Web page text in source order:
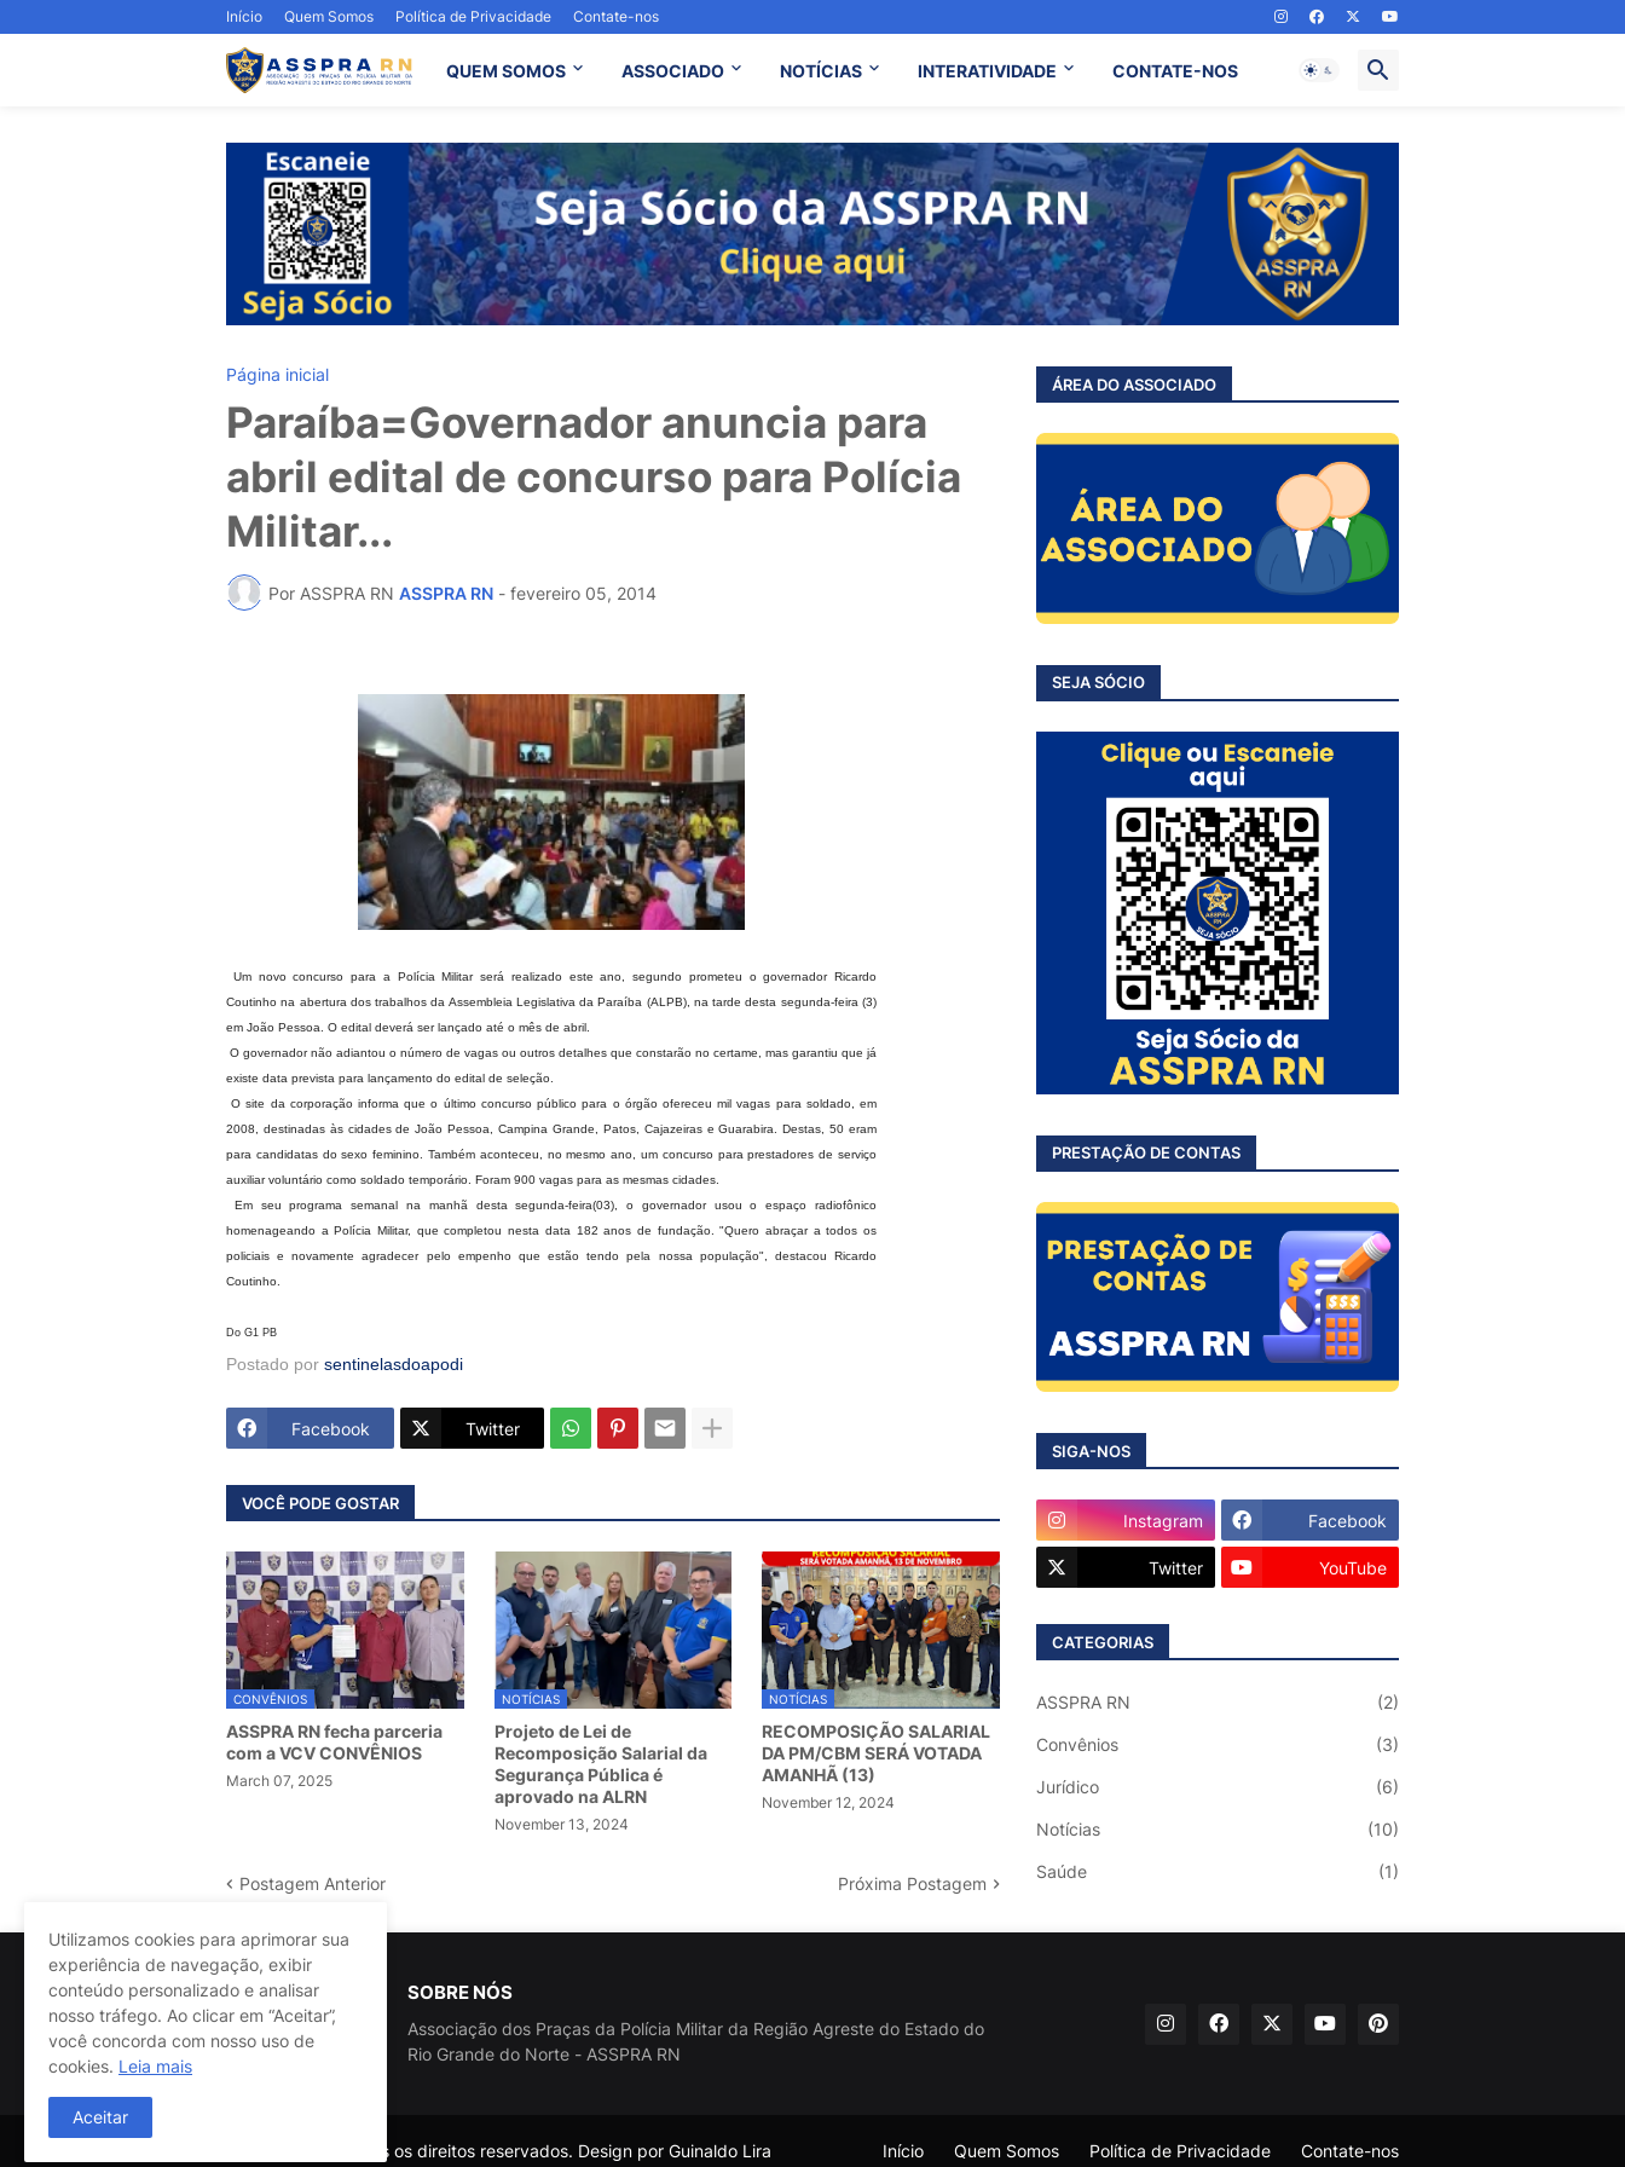
Início Quem Somos Política de Privacidade Contate-nos
QUEM SOMOS ASSOCIADO NOTÍCIAS INTERATIVIDADE CONTATE-NOS
Página inicial
Paraíba=Governador anuncia para
abril edital de concurso para Polícia
Militar...
Por ASSPRA RN ASSPRA RN - fevereiro 05, 2014
Um novo concurso para a Polícia Militar será realizado este ano, segundo prometeu o governador Ricardo
Coutinho na abertura dos trabalhos da Assembleia Legislativa da Paraíba (ALPB), na tarde desta segunda-feira (3)
em João Pessoa. O edital deverá ser lançado até o mês de abril.
O governador não adiantou o número de vagas ou outros detalhes que constarão no certame, mas garantiu que já
existe data prevista para lançamento do edital de seleção.
O site da corporação informa que o último concurso público para o órgão ofereceu mil vagas para soldado, em
2008, destinadas às cidades de João Pessoa, Campina Grande, Patos, Cajazeiras e Guarabira. Destas, 50 eram
para candidatas do sexo feminino. Também aconteceu, no mesmo ano, um concurso para prestadores de serviço
auxiliar voluntário como soldado temporário. Foram 900 vagas para as mesmas cidades.
Em seu programa semanal na manhã desta segunda-feira(03), o governador usou o espaço radiofônico
homenageando a Polícia Militar, que completou nesta data 182 anos de fundação. "Quero abraçar a todos os
policiais e novamente agradecer pelo empenho que estão tendo pela nossa população", destacou Ricardo
Coutinho.
Do G1 PB
Postado por sentinelasdoapodi
Facebook Twitter
VOCÊ PODE GOSTAR
CONVÊNIOS
ASSPRA RN fecha parceria
com a VCV CONVÊNIOS
March 07, 2025
NOTÍCIAS
Projeto de Lei de
Recomposição Salarial da
Segurança Pública é
aprovado na ALRN
November 13, 2024
NOTÍCIAS
RECOMPOSIÇÃO SALARIAL
DA PM/CBM SERÁ VOTADA
AMANHÃ (13)
November 12, 2024
Postagem Anterior Próxima Postagem
ÁREA DO ASSOCIADO
SEJA SÓCIO
PRESTAÇÃO DE CONTAS
SIGA-NOS
Instagram Facebook
Twitter YouTube
CATEGORIAS
ASSPRA RN (2)
Convênios (3)
Jurídico (6)
Notícias (10)
Saúde (1)
SOBRE NÓS
Associação dos Praças da Polícia Militar da Região Agreste do Estado do
Rio Grande do Norte - ASSPRA RN
@ASSPRA RN Todos os direitos reservados. Design por Guinaldo Lira Início Quem Somos Política de Privacidade Contate-nos
Utilizamos cookies para aprimorar sua
experiência de navegação, exibir
conteúdo personalizado e analisar
nosso tráfego. Ao clicar em “Aceitar”,
você concorda com nosso uso de
cookies. Leia mais
Aceitar